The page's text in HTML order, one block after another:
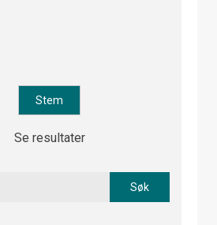
Se resultater